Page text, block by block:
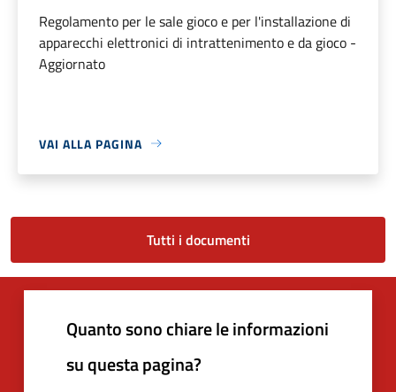
Regolamento per le sale gioco e per l'installazione di
apparecchi elettronici di intrattenimento e da gioco -
Aggiornato
VAI ALLA PAGINA
Tutti i documenti
Quanto sono chiare le informazioni
su questa pagina?